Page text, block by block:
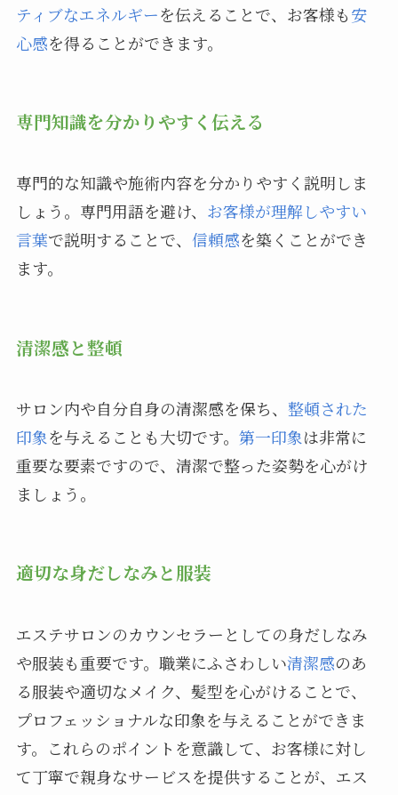
ティブなエネルギーを伝えることで、お客様も安
心感を得ることができます。
専門知識を分かりやすく伝える
専門的な知識や施術内容を分かりやすく説明しま
しょう。専門用語を避け、 お客様が理解しやすい
言葉で説明することで、 信頼感を築くことができ
ます。
清潔感と整頓
サロン内や自分自身の清潔感を保ち、 整頓された
印象を与えることも大切です。 第一印象は非常に
重要な要素ですので、清潔で整った姿勢を心がけ
ましょう。
適切な身だしなみと服装
エステサロンのカウンセラーとしての身だしなみ
や服装も重要です。職業にふさわしい清潔感のあ
る服装や適切なメイク、髪型を心がけることで、
プロフェッショナルな印象を与えることができま
す。これらのポイントを意識して、お客様に対し
て丁寧で親身なサービスを提供することが、エス